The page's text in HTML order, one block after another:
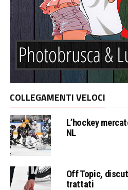
COLLEGAMENTI VELOCI
L’hockey
NL
Off Topic,
trattati